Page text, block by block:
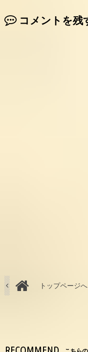
コメントを残
トップページへ